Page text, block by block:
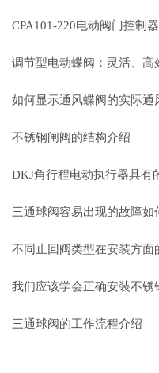
器的通信故障？
CPA101-220电动阀门控制
自动化中的应用
调节型电动蝶阀：灵活、高
动化解决方案
如何显示通风蝶阀的实际通
不锈钢闸阀的结构介绍
DKJ角行程电动执行器具有
三通球阀容易出现的故障如
不同止回阀类型在安装方面
之处
我们应该学会正确安装不锈
蝶阀
三通球阀的工作流程介绍